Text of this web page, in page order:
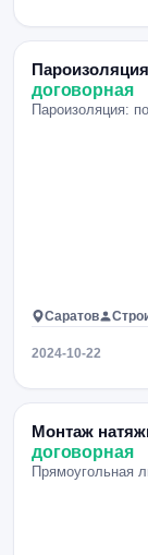
Пароизоляция
договорная
Пароизоляция:
Саратов
2024-10-22
Монтаж
договорная
Прямоугольная